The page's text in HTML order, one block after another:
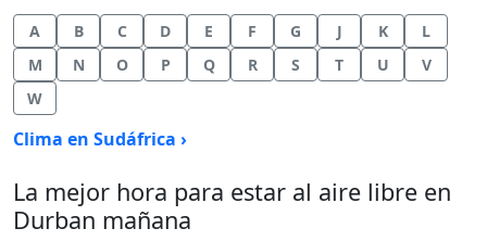
A B C D E F G J K
L
M
N O P Q R S T U
V
W
Clima en Sudáfrica ›
La mejor hora para estar al aire libre en
Durban mañana